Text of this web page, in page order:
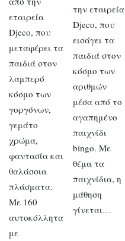
εταιρεία
Djeco, που
μεταφέρει τα
παιδιά στον
λαμπερό
κόσμο των
γοργόνων,
γεμάτο
χρώμα,
φαντασία και
θαλάσσια
πλάσματα.
Με 160
αυτοκόλλητα
με
την εταιρεία
Djeco, που
εισάγει τα
παιδιά στον
κόσμο των
αριθμών
μέσα από το
αγαπημένο
παιχνίδι
bingo. Με
θέμα τα
παιχνίδια, η
μάθηση
γίνεται…